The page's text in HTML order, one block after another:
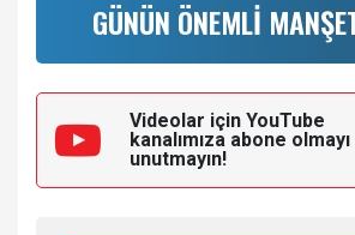
GÜNÜN ÖNEMLİ
Videolar için YouTube
kanalımıza abone olmayı
unutmayın!